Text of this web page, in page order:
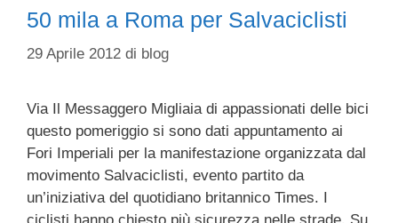
50 mila a Roma per Salvaciclisti
29 Aprile 2012 di blog
Via Il Messaggero Migliaia di appassionati delle bici
questo pomeriggio si sono dati appuntamento ai
Fori Imperiali per la manifestazione organizzata dal
movimento Salvaciclisti, evento partito da
un’iniziativa del quotidiano britannico Times. I